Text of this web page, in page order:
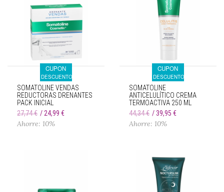
CUPON
DESCUENTO
SOMATOLINE VENDAS
REDUCTORAS DRENANTES
PACK INICIAL
27,74 €
24,99 €
Ahorre: 10%
CUPON
DESCUENTO
SOMATOLINE
ANTICELULÍTICO CREMA
TERMOACTIVA 250 ML
44,34 €
39,95 €
Ahorre: 10%